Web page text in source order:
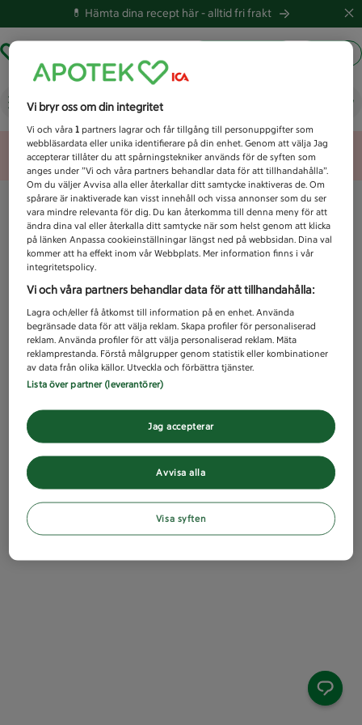
💊 Hämta dina recept här -alltid fri frakt
Vad letar du efter idag?
Unknown error
Vi bryr oss om din integritet
Vi och våra1 partners lagrar och får tillgång till personuppgifter som
webbläsardata eller unika identifierare på din enhet. Genom att välja Jag
accepterar tillåter du att spårningstekniker används för de syften som
anges under ”Vi och våra partners behandlar data för att tillhandahålla”.
Om du väljer Avvisa alla eller återkallar ditt samtycke inaktiveras de. Om
spårare är inaktiverade kan visst innehåll och vissa annonser som du ser
vara mindre relevanta för dig. Du kan återkomma till denna meny för att
ändra dina val eller återkalla ditt samtycke när som helst genom att klicka
på länken Anpassa cookieinställningar längst ned på webbsidan. Dina val
kommer att ha effekt inom vår Webbplats. Mer information finns i vår
integritetspolicy.
Vi och våra partners behandlar data för att tillhandahålla:
Lagra och/eller få åtkomst till information på en enhet. Använda
begränsade data för att välja reklam. Skapa profiler för personaliserad
reklam. Använda profiler för att välja personaliserad reklam. Mäta
reklamprestanda. Förstå målgrupper genom statistik eller kombinationer
av data från olika källor. Utveckla och förbättra tjänster.
Lista över partner (leverantörer)
Avvisa alla
Jag accepterar
Visa syften